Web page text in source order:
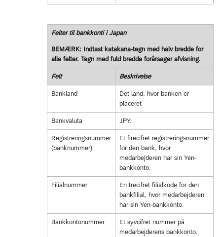
Felter til bankkonti i Japan
BEMÆRK: Indtast katakana-tegn med halv bredde for
alle felter. Tegn med fuld bredde forårsager afvisning.
Felt Beskrivelse
Bankland
Det land, hvor banken er
placeret
Bankvaluta JPY.
Registreringsnummer
(banknummer)
Et firecifret registreringsnummer
for den bank, hvor
medarbejderen har sin Yen-
bankkonto.
Filialnummer
En trecifret filialkode for den
bankfilial, hvor medarbejderen
har sin Yen-bankkonto.
Bankkontonummer
Et syvcifret nummer på
medarbejderens bankkonto.